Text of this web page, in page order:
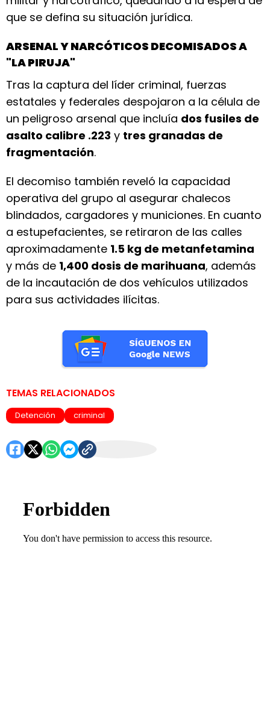
que se defina su situación jurídica.
ARSENAL Y NARCÓTICOS DECOMISADOS A
"LA PIRUJA"
Tras la captura del líder criminal, fuerzas
estatales y federales despojaron a la célula de
un peligroso arsenal que incluía dos fusiles de
asalto calibre .223 y tres granadas de
fragmentación.
El decomiso también reveló la capacidad
operativa del grupo al asegurar chalecos
blindados, cargadores y municiones. En cuanto
a estupefacientes, se retiraron de las calles
aproximadamente 1.5 kg de metanfetamina
y más de 1,400 dosis de marihuana, además
de la incautación de dos vehículos utilizados
para sus actividades ilícitas.
TEMAS RELACIONADOS
Detención criminal